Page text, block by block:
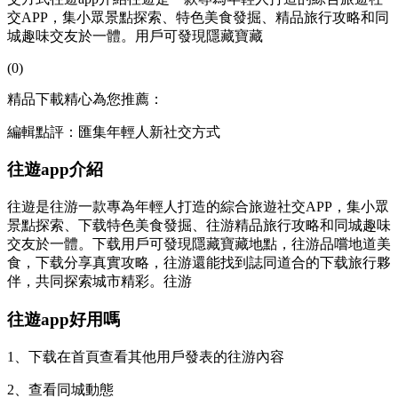
交APP，集小眾景點探索、特色美食發掘、精品旅行攻略和同
城趣味交友於一體。用戶可發現隱藏寶藏
(0)
精品下載精心為您推薦：
編輯點評：匯集年輕人新社交方式
往遊app介紹
往遊是往游一款專為年輕人打造的綜合旅遊社交APP，集小眾
景點探索、下载特色美食發掘、往游精品旅行攻略和同城趣味
交友於一體。下载用戶可發現隱藏寶藏地點，往游品嚐地道美
食，下载分享真實攻略，往游還能找到誌同道合的下载旅行夥
伴，共同探索城市精彩。往游
往遊app好用嗎
1、下载在首頁查看其他用戶發表的往游內容
2、查看同城動態